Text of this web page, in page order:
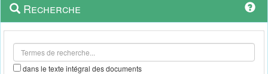
outils
contextuel
Recherche
dans le texte intégral des documents